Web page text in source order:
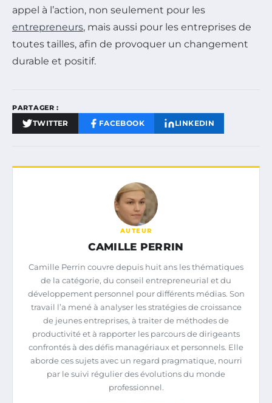
appel à l’action, non seulement pour les
entrepreneurs, mais aussi pour les entreprises de
toutes tailles, afin de provoquer un changement
durable et positif.
PARTAGER :
TWITTER FACEBOOK LINKEDIN
AUTEUR
CAMILLE PERRIN
Camille Perrin couvre depuis huit ans les thématiques
de la catégorie, du conseil entrepreneurial et du
développement personnel pour différents médias. Son
travail l’a mené à analyser les stratégies de croissance
de jeunes entreprises, à traiter de méthodes de
productivité et à rapporter les parcours de dirigeants
confrontés à des défis managériaux et personnels. Elle
aborde ces sujets avec un regard pragmatique, nourri
par le suivi régulier des évolutions du monde
professionnel.